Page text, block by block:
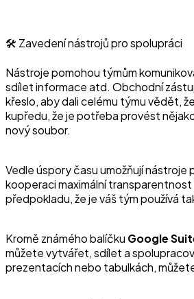
🛠️ Zavedení nástrojů pro spolupráci
Nástroje pomohou týmům
sdílet informace atd. Obchodní
křeslo, aby dali celému týmu vědět,
kupředu, že je potřeba provést
nový soubor.
Vedle úspory času umožňují nástroje
kooperaci maximální
předpokladu, že je váš tým používá
Kromě známého balíčku Google
můžete vytvářet, sdílet a
prezentacích nebo tabulkách,